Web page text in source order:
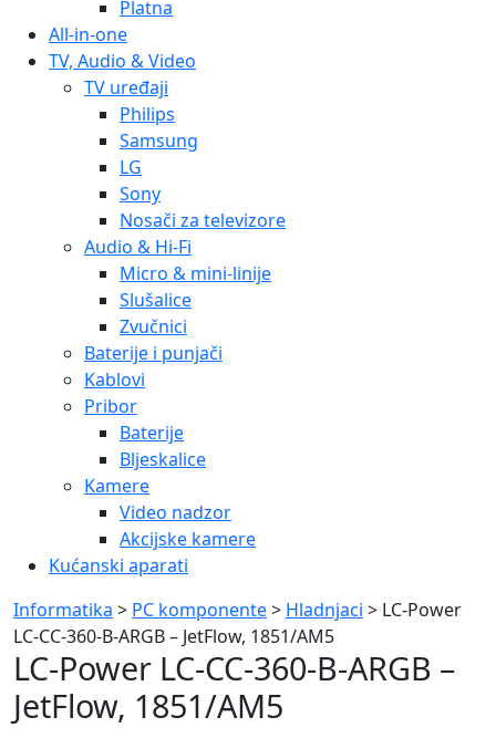
Platna
All-in-one
TV, Audio & Video
TV uređaji
Philips
Samsung
LG
Sony
Nosači za televizore
Audio & Hi-Fi
Micro & mini-linije
Slušalice
Zvučnici
Baterije i punjači
Kablovi
Pribor
Baterije
Bljeskalice
Kamere
Video nadzor
Akcijske kamere
Kućanski aparati
Informatika > PC komponente> Hladnjaci > LC-Power
LC-CC-360-B-ARGB – JetFlow, 1851/AM5
LC-Power LC-CC-360-B-ARGB –
JetFlow, 1851/AM5